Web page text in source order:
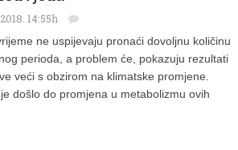
perioda, a problem će, pokazuju rezultati
veći s obzirom na klimatske promjene.
došlo do promjena u metabolizmu ovih